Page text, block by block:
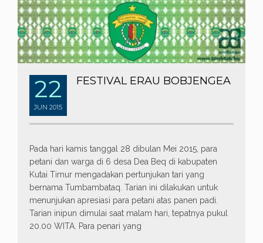
22
JUN 2015
FESTIVAL ERAU BOBJENGEA
Pada hari kamis tanggal 28 dibulan Mei 2015, para
petani dan warga di 6 desa Dea Beq di kabupaten
Kutai Timur mengadakan pertunjukan tari yang
bernama Tumbambataq. Tarian ini dilakukan untuk
menunjukan apresiasi para petani atas panen padi.
Tarian inipun dimulai saat malam hari, tepatnya pukul
20.00 WITA. Para penari yang